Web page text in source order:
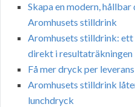
Skapa en modern,
Aromhusets stilldrink
Aromhusets stilldrink:
direkt i resultaträkningen
Få mer dryck per
Aromhusets stilldrink
lunchdryck